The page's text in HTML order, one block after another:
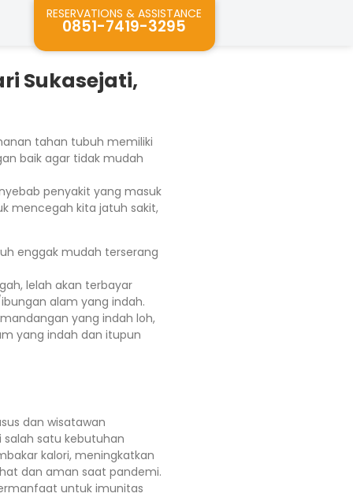
RESERVATIONS & ASSISTANCE
0851-7419-3295
Sukasejati,
tahan tubuh memiliki
baik agar tidak mudah
penyakit yang masuk
mencegah kita jatuh sakit,
enggak mudah terserang
lelah akan terbayar
alam yang indah.
yang indah loh,
yang indah dan itupun
dan wisatawan
satu kebutuhan
kalori, meningkatkan
dan aman saat pandemi.
untuk imunitas